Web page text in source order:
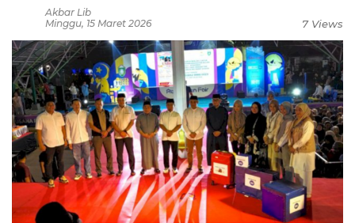
Akbar Lib
Minggu, 15 Maret 2026
7 Views